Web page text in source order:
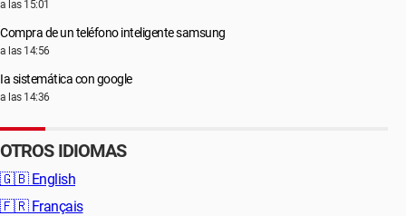
a las 15:01
Compra de un teléfono inteligente samsung
a las 14:56
Ia sistemática con google
a las 14:36
OTROS IDIOMAS
🇬🇧 English
🇫🇷 Français